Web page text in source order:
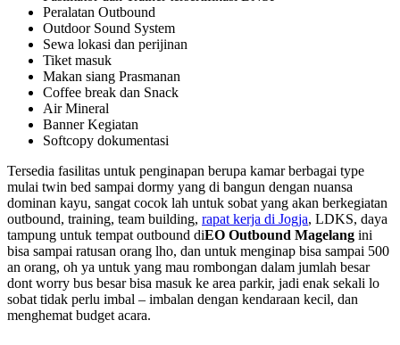
Peralatan Outbound
Outdoor Sound System
Sewa lokasi dan perijinan
Tiket masuk
Makan siang Prasmanan
Coffee break dan Snack
Air Mineral
Banner Kegiatan
Softcopy dokumentasi
Tersedia fasilitas untuk penginapan berupa kamar berbagai type
mulai twin bed sampai dormy yang di bangun dengan nuansa
dominan kayu, sangat cocok lah untuk sobat yang akan berkegiatan
outbound, training, team building, rapat kerja di Jogja, LDKS, daya
tampung untuk tempat outbound diEO Outbound Magelang ini
bisa sampai ratusan orang lho, dan untuk menginap bisa sampai 500
an orang, oh ya untuk yang mau rombongan dalam jumlah besar
dont worry bus besar bisa masuk ke area parkir, jadi enak sekali lo
sobat tidak perlu imbal – imbalan dengan kendaraan kecil, dan
menghemat budget acara.